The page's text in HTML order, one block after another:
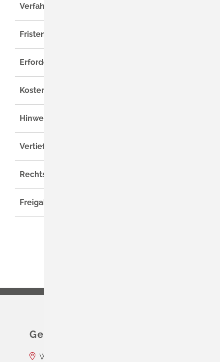
Verfahrensablauf
Fristen
Erforderliche Unterlagen
Kosten
Hinweise
Vertiefende Informationen
Rechtsgrundlage
Freigabevermerk
Gemeinde Schliengen
Wasserschloss Entenstein